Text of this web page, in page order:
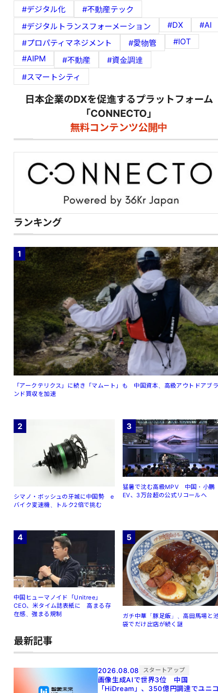
#デジタル化
#不動産テック
#デジタルトランスフォーメーション
#DX
#AI
#プロパティマネジメント
#愛物管
#IOT
#AIPM
#不動産
#資金調達
#スマートシティ
日本企業のDXを促進するプラットフォーム
「CONNECTO」
無料コンテンツ公開中
ランキング
1
「アークテリクス」に続き「マムート」も 中国資本、高級アウトドアブ
ンド買収を加速
2
シマノ・ボッシュの牙城に中国勢 e
バイク変速機、トルク2倍で挑む
3
猛暑で沈む高級MPV 中国・小鵬
EV、3万台超の公式リコールへ
4
中国ヒューマノイド「Unitree」
CEO、米タイム誌表紙に 高まる存
在感、強まる規制
5
ガチ中華「豚足飯」、高田馬場と
袋でだけ出店が続く謎
最新記事
2026.08.08 スタートアップ
画像生成AIで世界3位 中国
「HiDream」、350億円調達でユニ